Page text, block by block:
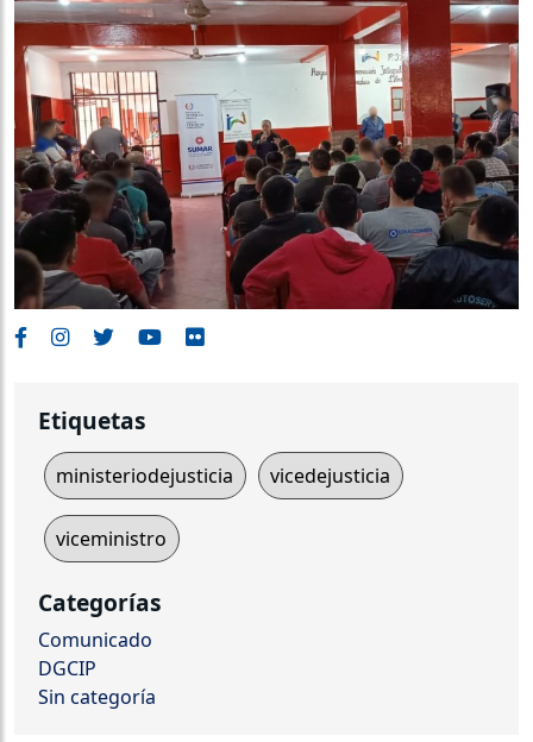
Etiquetas
ministeriodejusticia vicedejusticia
viceministro
Categorías
Comunicado
DGCIP
Sin categoría